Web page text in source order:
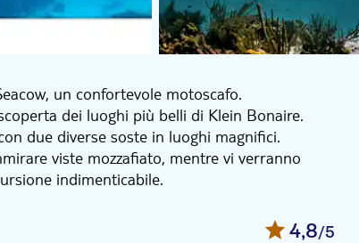
un confortevole motoscafo.
dei luoghi più belli di Klein Bonaire.
due diverse soste in luoghi magnifici.
viste mozzafiato, mentre vi verranno
indimenticabile.
4,8/5